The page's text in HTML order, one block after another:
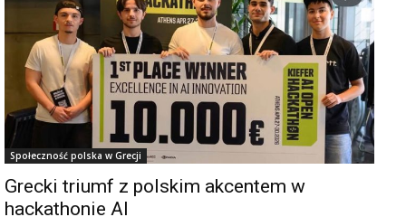
Społeczność polska w Grecji
Grecki triumf z polskim akcentem w
hackathonie AI